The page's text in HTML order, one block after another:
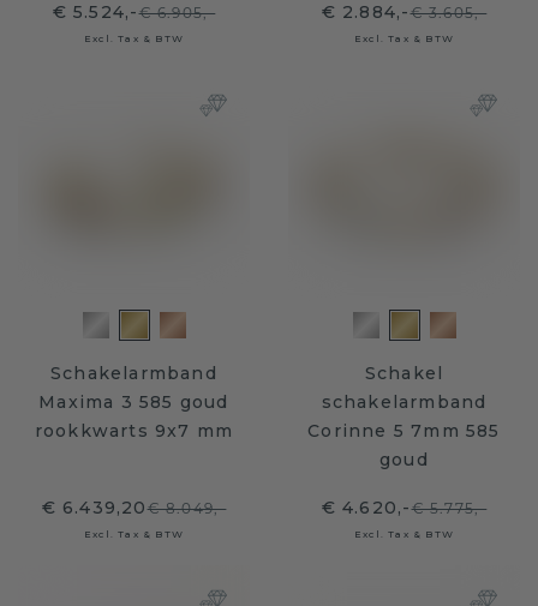
€ 5.524,-€ 6.905,-
Excl. Tax & BTW
€ 2.884,-€ 3.605,-
Excl. Tax & BTW
Schakelarmband
Maxima 3 585 goud
rookkwarts 9x7 mm
€ 6.439,20€ 8.049,-
Excl. Tax & BTW
Schakel
schakelarmband
Corinne 5 7mm 585
goud
€ 4.620,-€ 5.775,-
Excl. Tax & BTW